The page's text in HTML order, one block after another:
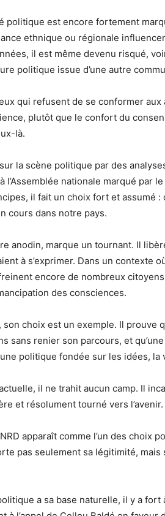
politique est encore fortement
ethnique ou régionale
il est même devenu risqué,
politique issue d’une autre
qui refusent de se conformer
plutôt que le confort du
là.
la scène politique par des
l’Assemblée nationale marqué par
il fait un choix fort et assumé
cours dans notre pays.
anodin, marque un tournant. Il
à s’exprimer. Dans un contexte
encore de nombreux
des consciences.
choix est un exemple. Il prouve
sans renier son parcours, et
politique fondée sur les idées, la
il ne trahit aucun camp. Il
et résolument tourné vers l’avenir.
apparaît comme l’un des choix
pas seulement sa légitimité,
a sa base naturelle, il y a fort